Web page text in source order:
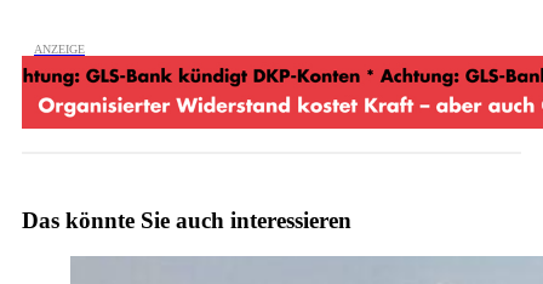
Das könnte Sie auch interessieren